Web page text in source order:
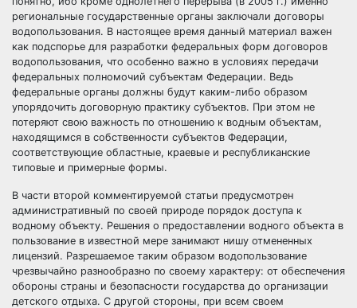
региональные государственные органы заключали договоры
водопользования. В настоящее время данный материал важен
как подспорье для разработки федеральных форм договоров
водопользования, что особенно важно в условиях передачи
федеральных полномочий субъектам Федерации. Ведь
федеральные органы должны будут каким-либо образом
упорядочить договорную практику субъектов. При этом не
потеряют свою важность по отношению к водным объектам,
находящимся в собственности субъектов Федерации,
соответствующие областные, краевые и республиканские
типовые и примерные формы.
В части второй комментируемой статьи предусмотрен
административный по своей природе порядок доступа к
водному объекту. Решения о предоставлении водного объекта в
пользование в известной мере занимают нишу отмененных
лицензий. Разрешаемое таким образом водопользование
чрезвычайно разнообразно по своему характеру: от обеспечения
обороны страны и безопасности государства до организации
детского отдыха. С другой стороны, при всем своем